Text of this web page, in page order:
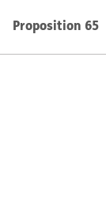
Proposition 65